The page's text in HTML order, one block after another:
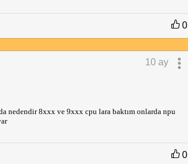
0
10 ay
nedendir 8xxx ve 9xxx cpu lara baktım onlarda npu
0